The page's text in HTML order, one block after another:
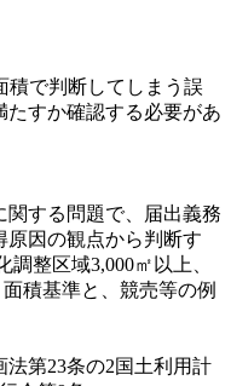
積で判断してしまう誤
たすか確認する必要があ
関する問題で、届出義務
因の観点から判断す
整区域3,000㎡以上、
積基準と、競売等の例
法第23条の2国土利用計